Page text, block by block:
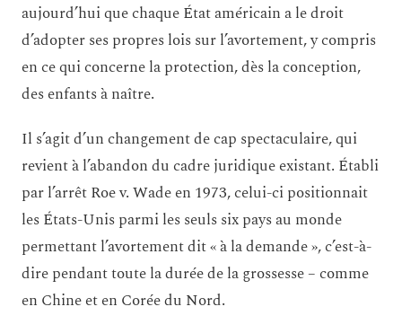
aujourd’hui que chaque État américain a le droit
d’adopter ses propres lois sur l’avortement, y compris
en ce qui concerne la protection, dès la conception,
des enfants à naître.
Il s’agit d’un changement de cap spectaculaire, qui
revient à l’abandon du cadre juridique existant. Établi
par l’arrêt Roe v. Wade en 1973, celui-ci positionnait
les États-Unis parmi les seuls six pays au monde
permettant l’avortement dit « à la demande », c’est-à-
dire pendant toute la durée de la grossesse – comme
en Chine et en Corée du Nord.